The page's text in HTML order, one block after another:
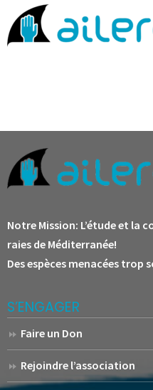
Notre Mission: L’étude et la
raies de Méditerranée!
Des espèces menacées trop
S’ENGAGER
Faire un Don
Rejoindre l’association